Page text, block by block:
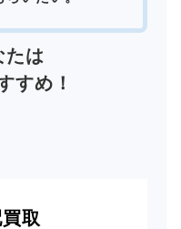
たは
すめ！
取